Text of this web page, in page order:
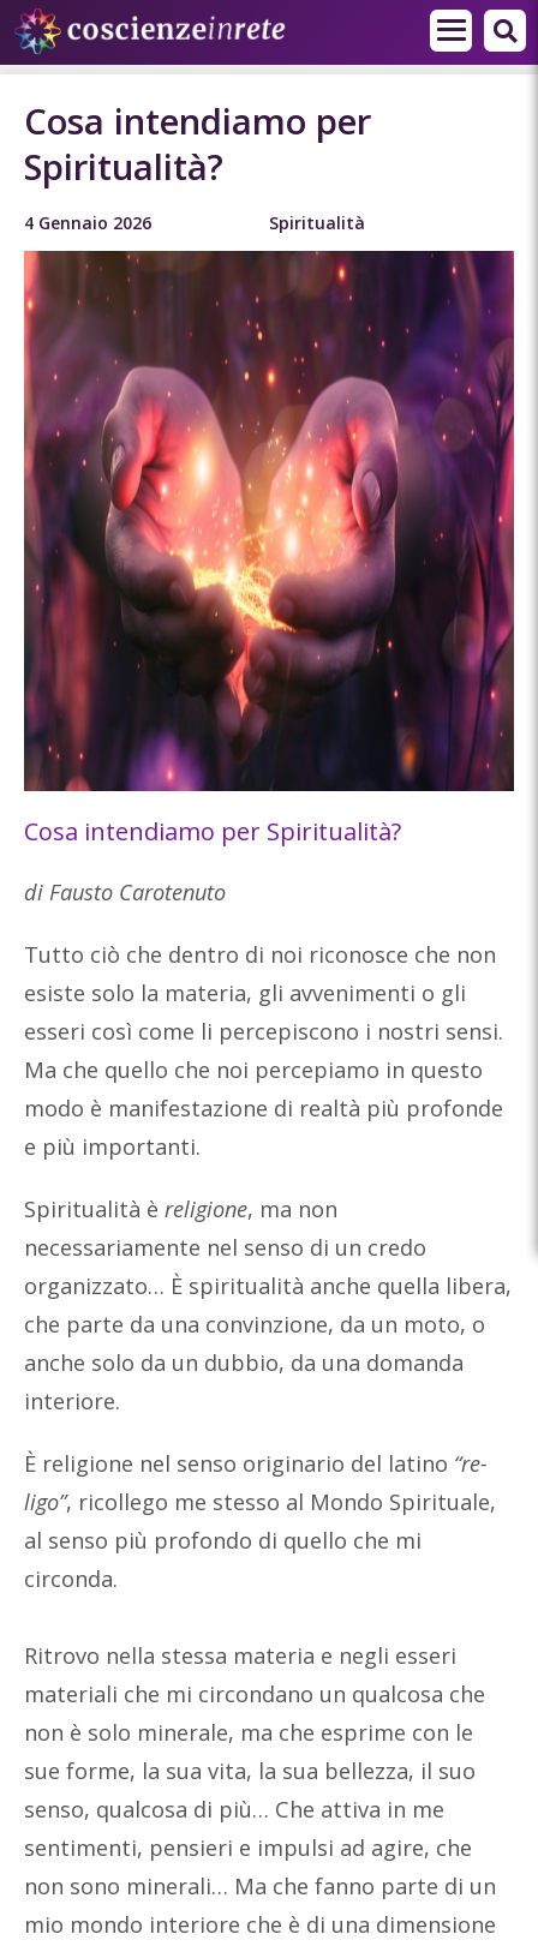
Cosa intendiamo per
Spiritualità?
4 Gennaio 2026 Spiritualità
Cosa intendiamo per Spiritualità?
di Fausto Carotenuto
Tutto ciò che dentro di noi riconosce che non
esiste solo la materia, gli avvenimenti o gli
esseri così come li percepiscono i nostri sensi.
Ma che quello che noi percepiamo in questo
modo è manifestazione di realtà più profonde
e più importanti.
Spiritualità è religione, ma non
necessariamente nel senso di un credo
organizzato… È spiritualità anche quella libera,
che parte da una convinzione, da un moto, o
anche solo da un dubbio, da una domanda
interiore.
È religione nel senso originario del latino “re-
ligo”, ricollego me stesso al Mondo Spirituale,
al senso più profondo di quello che mi
circonda.
Ritrovo nella stessa materia e negli esseri
materiali che mi circondano un qualcosa che
non è solo minerale, ma che esprime con le
sue forme, la sua vita, la sua bellezza, il suo
senso, qualcosa di più… Che attiva in me
sentimenti, pensieri e impulsi ad agire, che
non sono minerali… Ma che fanno parte di un
mio mondo interiore che è di una dimensione